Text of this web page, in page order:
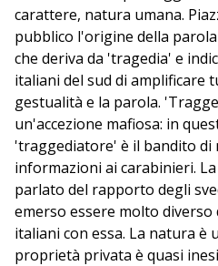
carattere, natura umana.
pubblico l'origine della
che deriva da 'tragedia' e
italiani del sud di amplificare
gestualità e la parola.
un'accezione mafiosa: in
'traggediatore' è il bandito di
informazioni ai carabinieri.
parlato del rapporto degli
emerso essere molto diverso
italiani con essa. La natura è
proprietà privata è quasi